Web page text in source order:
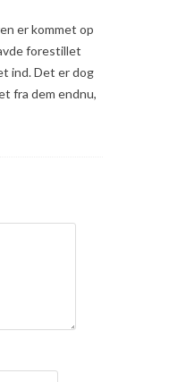
er kommet op
forestillet
ind. Det er dog
fra dem endnu,